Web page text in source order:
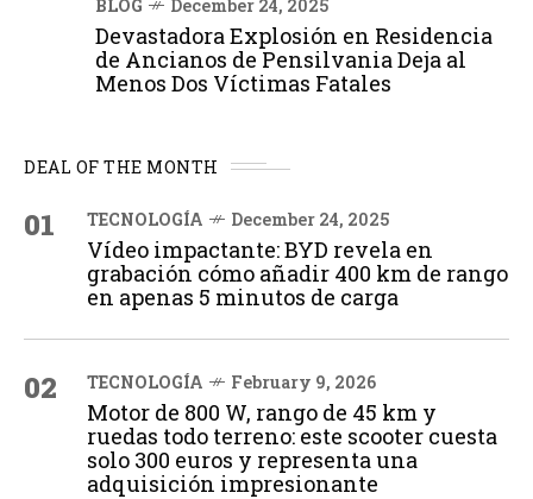
BLOG December 24, 2025
Devastadora Explosión en Residencia
de Ancianos de Pensilvania Deja al
Menos Dos Víctimas Fatales
DEAL OF THE MONTH
01 TECNOLOGÍA December 24, 2025
Vídeo impactante: BYD revela en
grabación cómo añadir 400 km de rango
en apenas 5 minutos de carga
02 TECNOLOGÍA February 9, 2026
Motor de 800 W, rango de 45 km y
ruedas todo terreno: este scooter cuesta
solo 300 euros y representa una
adquisición impresionante